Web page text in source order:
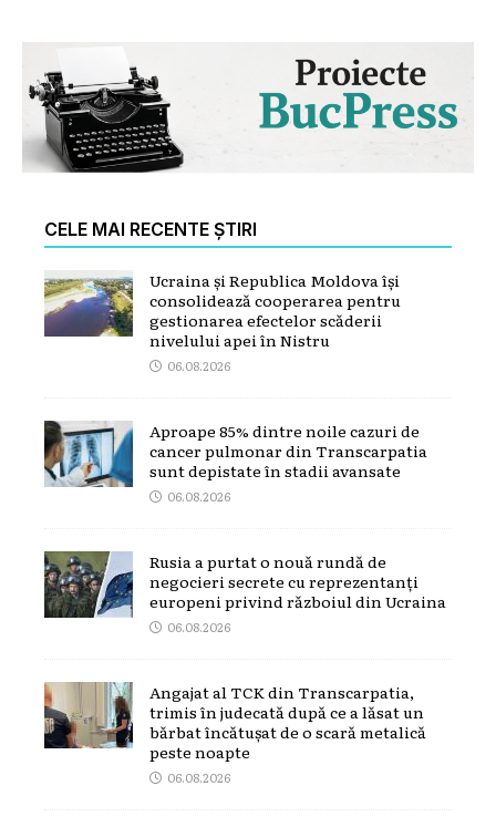
CELE MAI RECENTE ȘTIRI
Ucraina și Republica Moldova își
consolidează cooperarea pentru
gestionarea efectelor scăderii
nivelului apei în Nistru
06.08.2026
Aproape 85% dintre noile cazuri de
cancer pulmonar din Transcarpatia
sunt depistate în stadii avansate
06.08.2026
Rusia a purtat o nouă rundă de
negocieri secrete cu reprezentanți
europeni privind războiul din Ucraina
06.08.2026
Angajat al TCK din Transcarpatia,
trimis în judecată după ce a lăsat un
bărbat încătușat de o scară metalică
peste noapte
06.08.2026